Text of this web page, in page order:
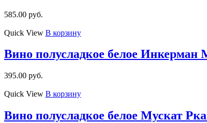
585.00 руб.
Quick View В корзину
Вино полусладкое белое Инкерман
395.00 руб.
Quick View В корзину
Вино полусладкое белое Мускат